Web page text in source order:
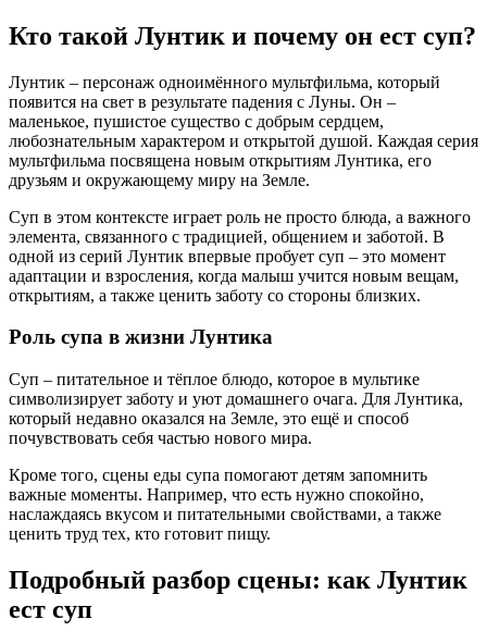
Кто такой Лунтик и почему он ест суп?
Лунтик – персонаж одноимённого мультфильма, который
появится на свет в результате падения с Луны. Он –
маленькое, пушистое существо с добрым сердцем,
любознательным характером и открытой душой. Каждая серия
мультфильма посвящена новым открытиям Лунтика, его
друзьям и окружающему миру на Земле.
Суп в этом контексте играет роль не просто блюда, а важного
элемента, связанного с традицией, общением и заботой. В
одной из серий Лунтик впервые пробует суп – это момент
адаптации и взросления, когда малыш учится новым вещам,
открытиям, а также ценить заботу со стороны близких.
Роль супа в жизни Лунтика
Суп – питательное и тёплое блюдо, которое в мультике
символизирует заботу и уют домашнего очага. Для Лунтика,
который недавно оказался на Земле, это ещё и способ
почувствовать себя частью нового мира.
Кроме того, сцены еды супа помогают детям запомнить
важные моменты. Например, что есть нужно спокойно,
наслаждаясь вкусом и питательными свойствами, а также
ценить труд тех, кто готовит пищу.
Подробный разбор сцены: как Лунтик
ест суп